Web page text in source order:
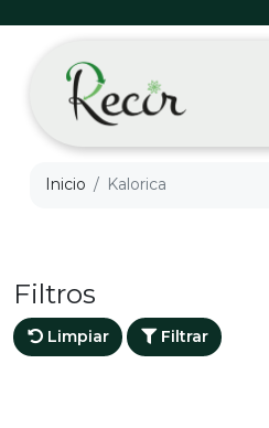
Inicio Kalorica
Filtros
Limpiar Filtrar